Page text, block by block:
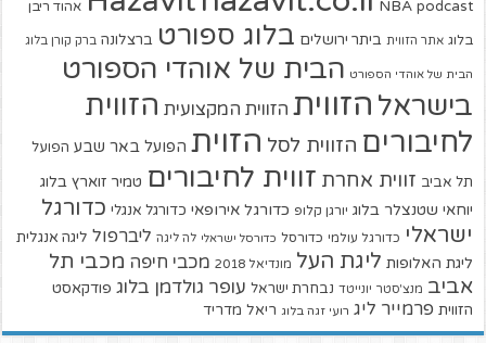
NBA podcast אהוד ריבן
בלוג אתר הזווית ביתר ירושלים בלוג ספורט ברצלונה ברק קורן בלוג
הבית של אוהדי הספורט הבית של אוהדי הספורט
בישראל הזווית הזווית המקצועית הזווית
לחיבורים הזווית לסל הזוית הפועל באר שבע הפועל
תל אביב זווית אחרת זווית לחיבורים טמיר זוארץ בלוג
יוחאי שטנצלר בלוג יורגן קלופ כדורגל אירופאי כדורגל אנגלי כדורגל
ישראלי כדורגל עולמי כדורסל כדורסל ישראלי לה ליגה ליברפול ליגה אנגלית
ליגת האלופות ליגת העל מונדיאל 2018 מכבי חיפה מכבי תל
אביב מנצ'סטר יונייטד נבחרת ישראל עופר גולדמן בלוג פודקאסט
הזווית פרמייר ליג רועי זגה בלוג ריאל מדריד